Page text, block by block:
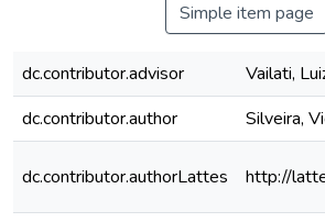
Simple item page
dc.contributor.advisor
Vailati,
dc.contributor.author
Silveira,
dc.contributor.authorLattes http://